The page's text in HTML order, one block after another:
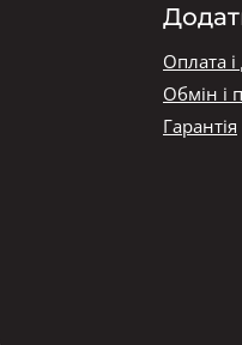
Оплата і
Обмін і
Гарантія